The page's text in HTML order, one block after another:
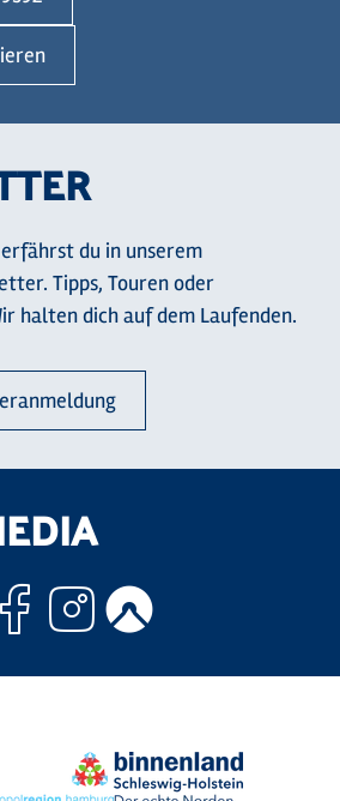
du in unserem
Tipps, Touren oder
halten dich auf dem Laufenden.
Facebook
Instagram